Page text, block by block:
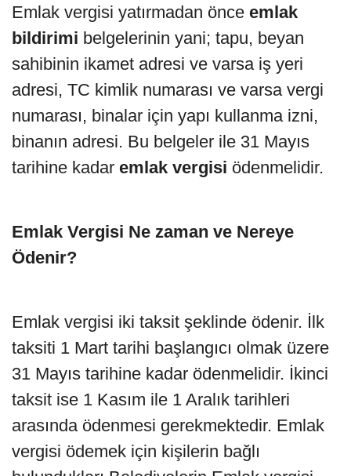
Emlak vergisi yatırmadan önce emlak
bildirimi belgelerinin yani; tapu, beyan
sahibinin ikamet adresi ve varsa iş yeri
adresi, TC kimlik numarası ve varsa vergi
numarası, binalar için yapı kullanma izni,
binanın adresi. Bu belgeler ile 31 Mayıs
tarihine kadar emlak vergisi ödenmelidir.
Emlak Vergisi Ne zaman ve Nereye
Ödenir?
Emlak vergisi iki taksit şeklinde ödenir. İlk
taksiti 1 Mart tarihi başlangıcı olmak üzere
31 Mayıs tarihine kadar ödenmelidir. İkinci
taksit ise 1 Kasım ile 1 Aralık tarihleri
arasında ödenmesi gerekmektedir. Emlak
vergisi ödemek için kişilerin bağlı